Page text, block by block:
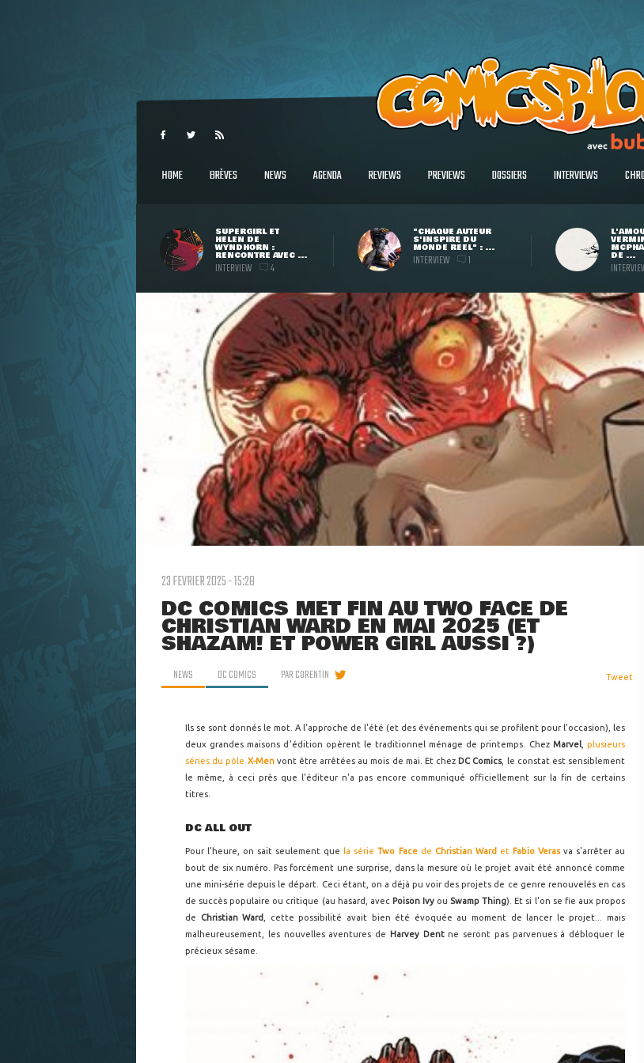
HOME BRÈVES NEWS AGENDA REVIEWS PREVIEWS DOSSIERS INTERVIEWS
SUPERGIRL ET
HELEN DE
WYNDHORN :
RENCONTRE AVEC ...
INTERVIEW 4
"CHAQUE AUTEUR
S'INSPIRE DU
MONDE RÉEL" : ...
INTERVIEW 1 DE ...
23 FEVRIER 2025 - 15:28
DC COMICS MET FIN AU TWO FACE DE
CHRISTIAN WARD EN MAI 2025 (ET
SHAZAM! ET POWER GIRL AUSSI ?)
NEWS DC COMICS PARCORENTIN Tweet
Ils se sont donnés le mot. A l'approche de l'été (et des événements qui se profilent pour l'occasion), les
deux grandes maisons d'édition opèrent le traditionnel ménage de printemps. Chez Marvel,plusieurs
séries du pôle X-Men vont être arrêtées au mois de mai. Et chez DC Comics, le constat est sensiblement
le même, à ceci près que l'éditeur n'a pas encore communiqué officiellement sur la fin de certains
titres.
DC ALL OUT
Pour l'heure, on sait seulement que la sérieTwo Facede Christian Ward et Fabio Verasva s'arrêter au
bout de six numéro. Pas forcément une surprise, dans la mesure où le projet avait été annoncé comme
une mini-série depuis le départ. Ceci étant, on a déjà pu voir des projets de ce genre renouvelés en cas
de succès populaire ou critique (au hasard, avec Poison Ivyou Swamp Thing). Et si l'on se fie aux propos
de
Christian Ward
, cette possibilité avait bien été évoquée au moment de lancer le projet... mais
malheureusement, les nouvelles aventures de
Harvey Dentne seront pas parvenues à débloquer le
précieux sésame.